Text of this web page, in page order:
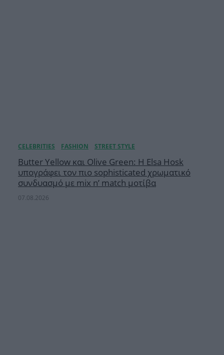
Butter Yellow και Olive Green: Η Elsa Hosk
υπογράφει τον πιο sophisticated χρωματικό
συνδυασμό με mix n’ match μοτίβα
07.08.2026